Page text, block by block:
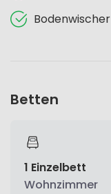
Bodenwischer
Betten
1 Einzelbett
Wohnzimmer